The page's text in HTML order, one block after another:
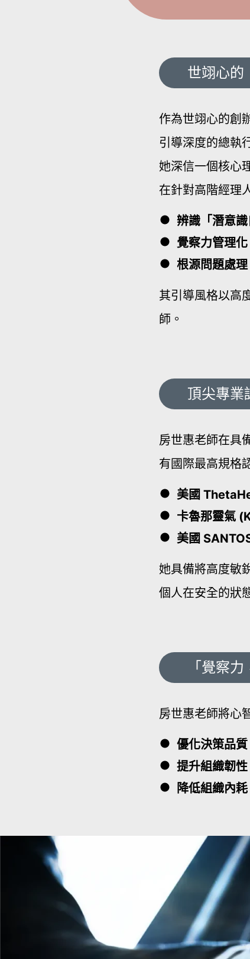
世翊心的
作為世翊心的創
引導深度的總執
她深信一個核心
在針對高階經理
辨識「潛意
覺察力管理
根源問題處
其引導風格以高
師。
頂尖專業
房世惠老師在具
有國際最高規格
美國
卡魯那靈氣
美國
她具備將高度敏
個人在安全的狀
「覺察
房世惠老師將心
優化決策品質
提升組織韌性
降低組織內耗